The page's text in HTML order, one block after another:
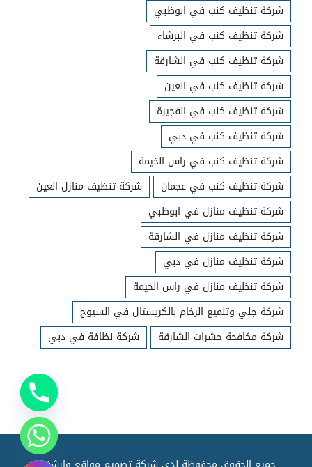
شركة تنظيف كنب في ابوظبي
شركة تنظيف كنب في البرشاء
شركة تنظيف كنب في الشارقة
شركة تنظيف كنب في العين
شركة تنظيف كنب في الفجيرة
شركة تنظيف كنب في دبي
شركة تنظيف كنب في راس الخيمة
شركة تنظيف كنب في عجمان
شركة تنظيف منازل العين
شركة تنظيف منازل في ابوظبي
شركة تنظيف منازل في الشارقة
شركة تنظيف منازل في دبي
شركة تنظيف منازل في راس الخيمة
شركة جلي وتلميع الرخام بالكريستال في السيوح
شركة مكافحة حشرات الشارقة
شركة نظافة في دبي